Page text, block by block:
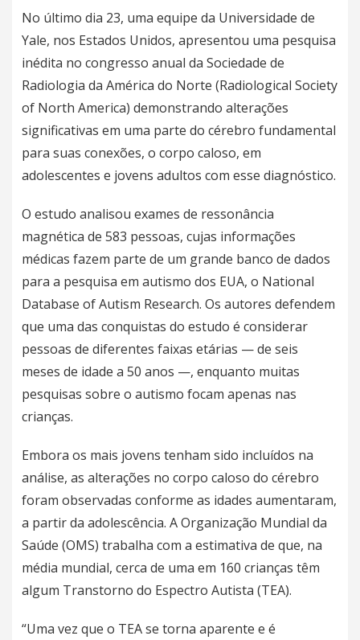
No último dia 23, uma equipe da Universidade de
Yale, nos Estados Unidos, apresentou uma pesquisa
inédita no congresso anual da Sociedade de
Radiologia da América do Norte (Radiological Society
of North America) demonstrando alterações
significativas em uma parte do cérebro fundamental
para suas conexões, o corpo caloso, em
adolescentes e jovens adultos com esse diagnóstico.
O estudo analisou exames de ressonância
magnética de 583 pessoas, cujas informações
médicas fazem parte de um grande banco de dados
para a pesquisa em autismo dos EUA, o National
Database of Autism Research. Os autores defendem
que uma das conquistas do estudo é considerar
pessoas de diferentes faixas etárias — de seis
meses de idade a 50 anos —, enquanto muitas
pesquisas sobre o autismo focam apenas nas
crianças.
Embora os mais jovens tenham sido incluídos na
análise, as alterações no corpo caloso do cérebro
foram observadas conforme as idades aumentaram,
a partir da adolescência. A Organização Mundial da
Saúde (OMS) trabalha com a estimativa de que, na
média mundial, cerca de uma em 160 crianças têm
algum Transtorno do Espectro Autista (TEA).
“Uma vez que o TEA se torna aparente e é